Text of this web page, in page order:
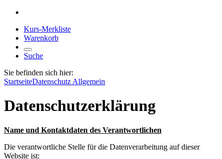
Kurs-Merkliste
Warenkorb
Suche
Sie befinden sich hier:
StartseiteDatenschutz Allgemein
Datenschutzerklärung
Name und Kontaktdaten des Verantwortlichen
Die verantwortliche Stelle für die Datenverarbeitung auf dieser
Website ist: